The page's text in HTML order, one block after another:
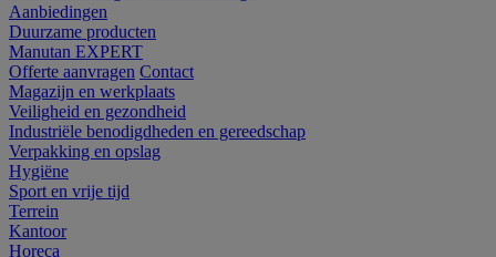
Aanbiedingen
Duurzame producten
Manutan EXPERT
Offerte aanvragen Contact
Magazijn en werkplaats
Veiligheid en gezondheid
Industriële benodigdheden en gereedschap
Verpakking en opslag
Hygiëne
Sport en vrije tijd
Terrein
Kantoor
Horeca